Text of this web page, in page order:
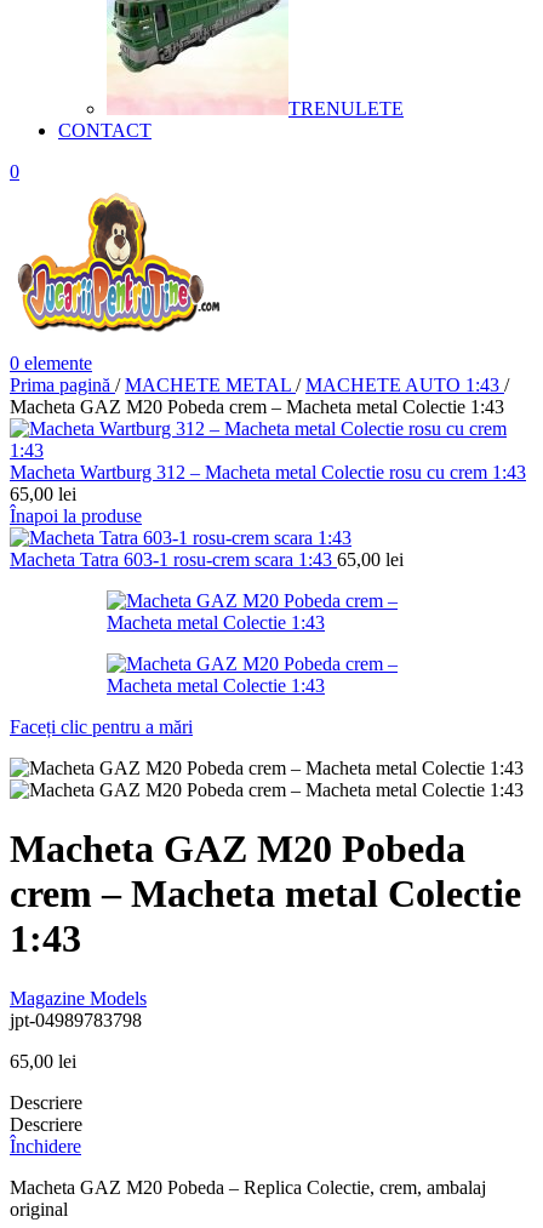
TRENULETE
CONTACT
0
0 elemente
Prima pagină / MACHETE METAL / MACHETE AUTO 1:43 /
Macheta GAZ M20 Pobeda crem – Macheta metal Colectie 1:43
Macheta Wartburg 312 – Macheta metal Colectie rosu cu crem 1:43
65,00 lei
Înapoi la produse
Macheta Tatra 603-1 rosu-crem scara 1:43 65,00 lei
Faceți clic pentru a mări
Macheta GAZ M20 Pobeda
crem – Macheta metal Colectie
1:43
Magazine Models
jpt-04989783798
65,00 lei
Descriere
Descriere
Închidere
Macheta GAZ M20 Pobeda – Replica Colectie, crem, ambalaj
original